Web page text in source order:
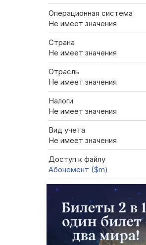
Операционная система
Не имеет значения
Страна
Не имеет значения
Отрасль
Не имеет значения
Налоги
Не имеет значения
Вид учета
Не имеет значения
Доступ к файлу
Абонемент ($m)